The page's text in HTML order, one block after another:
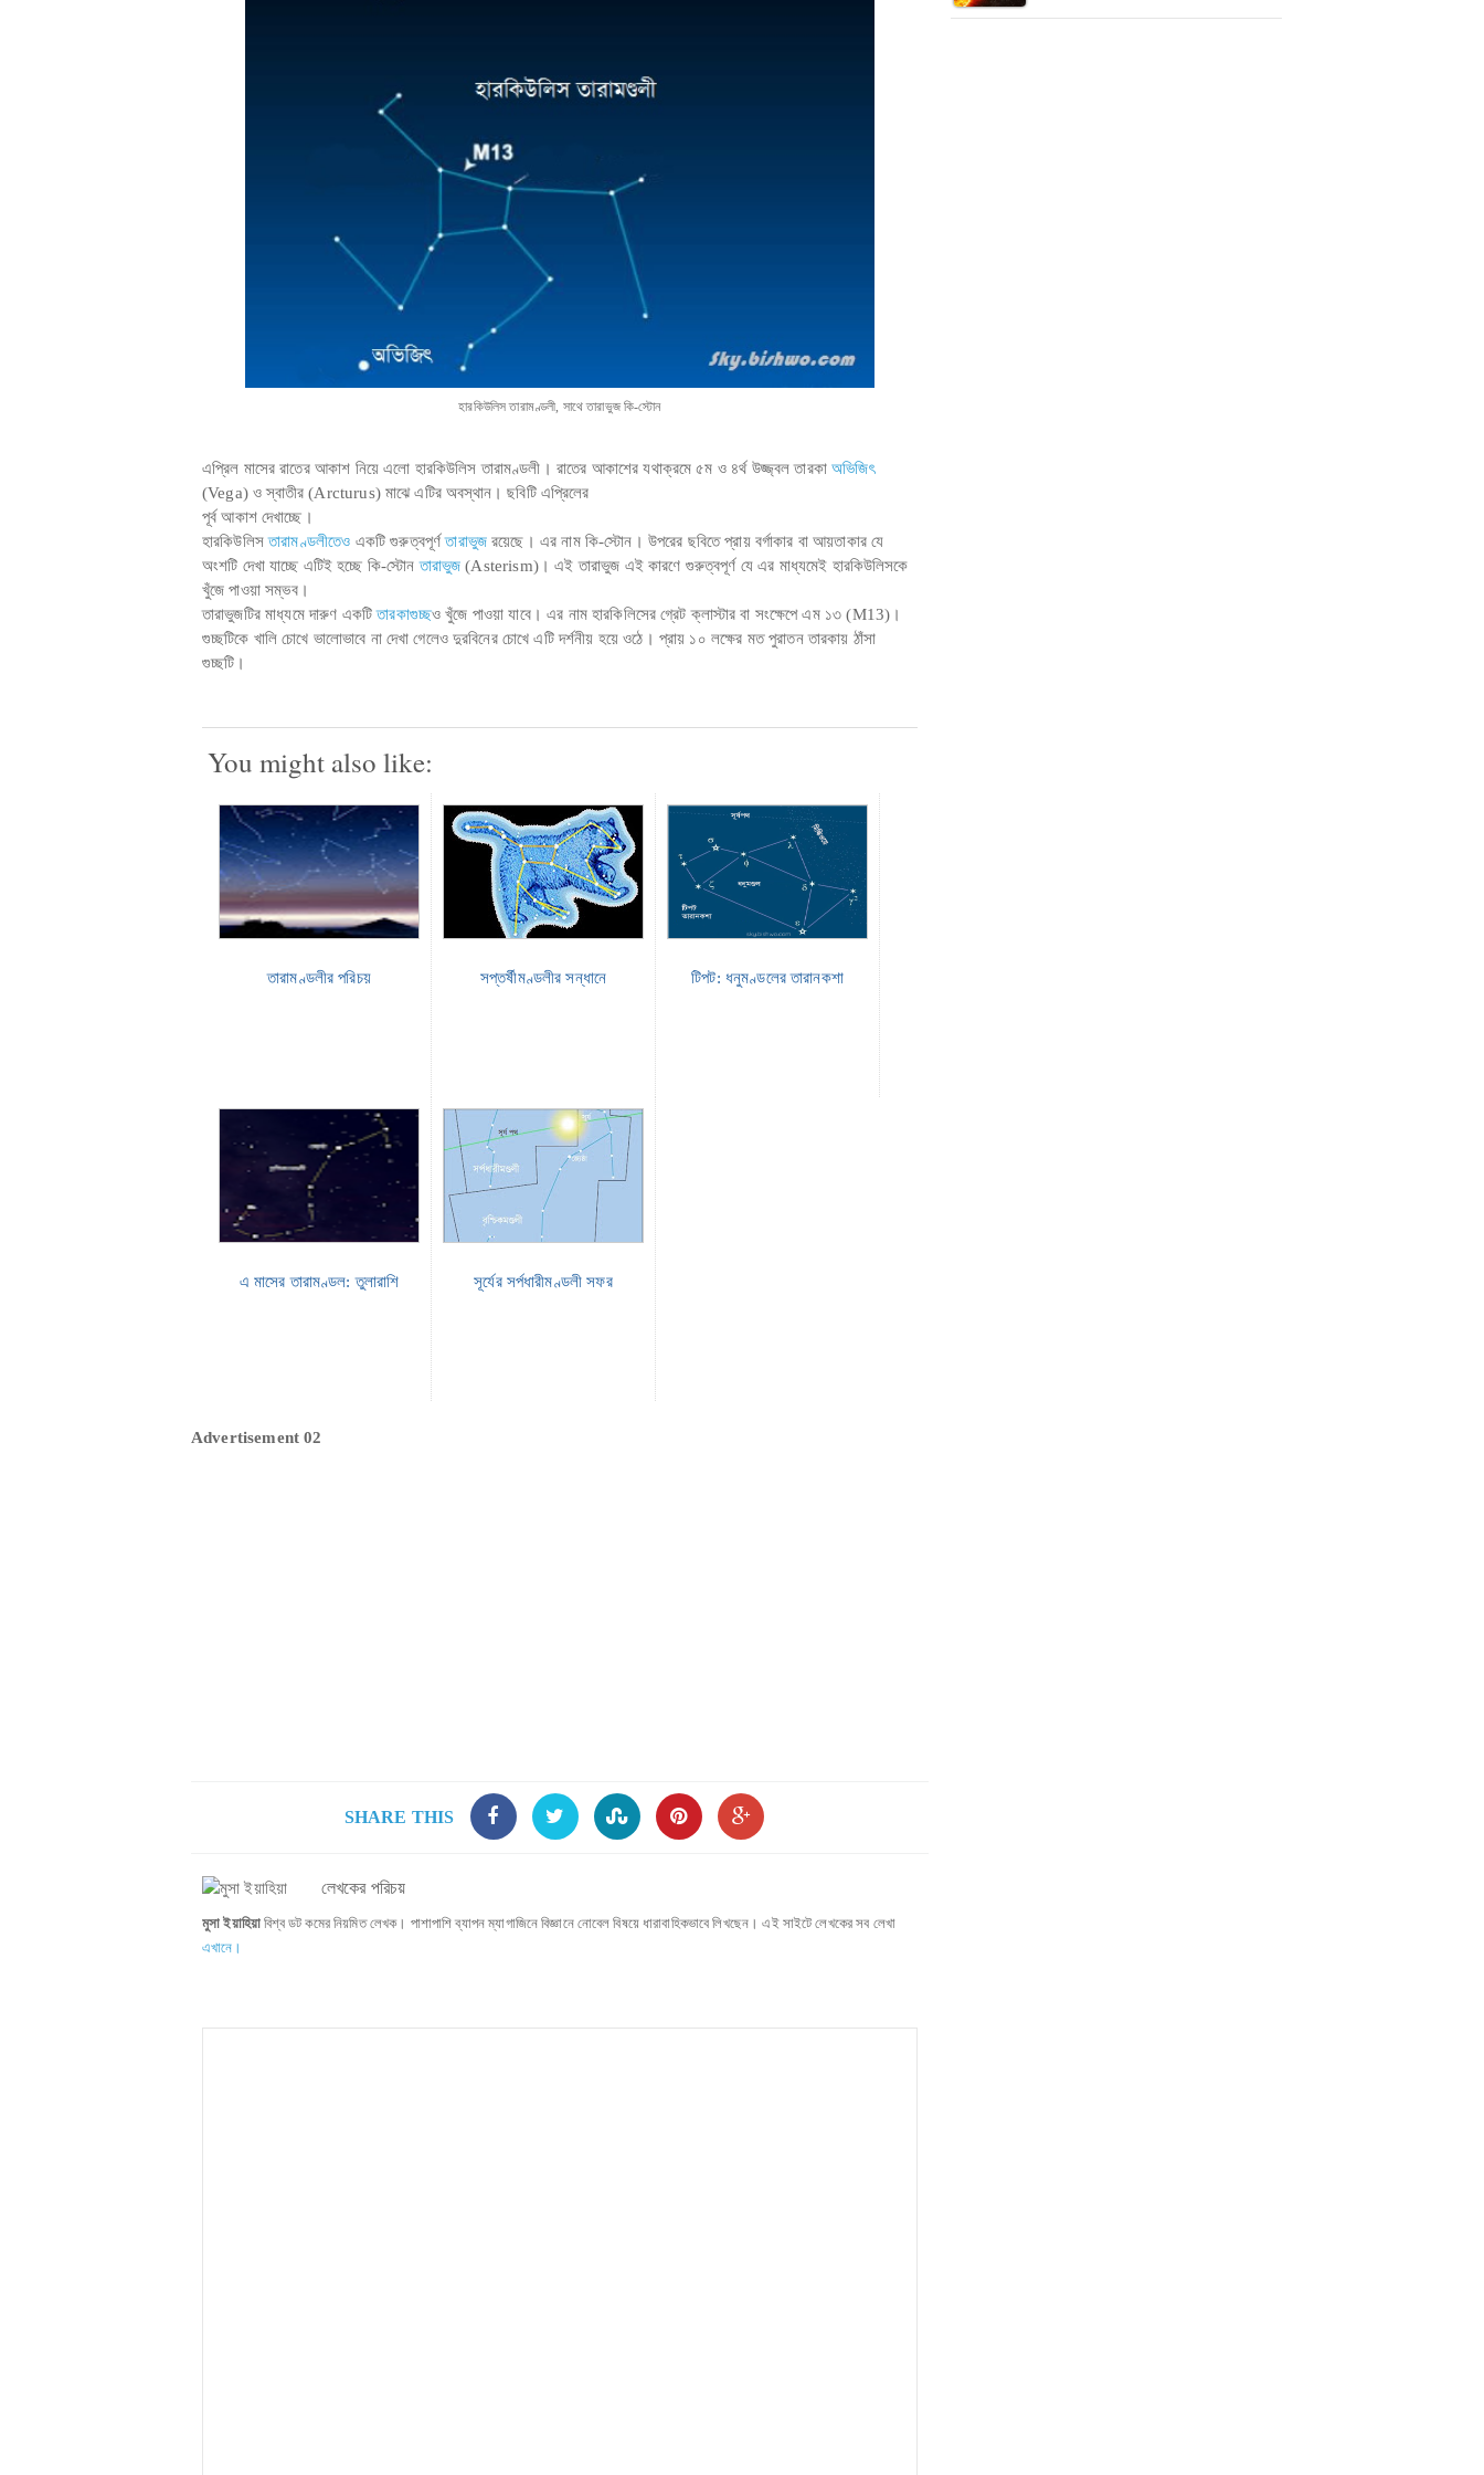
হারকিউলিস তারামণ্ডলী, সাথে তারাভুজ কি-স্টোন
এপ্রিল মাসের রাতের আকাশ নিয়ে এলো হারকিউলিস তারামণ্ডলী। রাতের আকাশের যথাক্রমে ৫ম ও ৪র্থ উজ্জ্বল তারকাঅভিজিৎ
(Vega) ও স্বাতীর (Arcturus) মাঝে এটির অবস্থান। ছবিটি এপ্রিলের
পূর্ব আকাশ দেখাচ্ছে।
হারকিউলিসতারামণ্ডলীতেও একটি গুরুত্বপূর্ণতারাভুজরয়েছে। এর নাম কি-স্টোন। উপরের ছবিতে প্রায় বর্গাকার বা আয়তাকার যে
অংশটি দেখা যাচ্ছে এটিই হচ্ছে কি-স্টোনতারাভুজ (Asterism)। এই তারাভুজ এই কারণে গুরুত্বপূর্ণ যে এর মাধ্যমেই হারকিউলিসকে
খুঁজে পাওয়া সম্ভব।
তারাভুজটির মাধ্যমে দারুণ একটিতারকাগুচ্ছও খুঁজে পাওয়া যাবে। এর নাম হারকিলিসের গ্রেট ক্লাস্টার বা সংক্ষেপে এম ১৩ (M13)।
গুচ্ছটিকে খালি চোখে ভালোভাবে না দেখা গেলেও দুরবিনের চোখে এটি দর্শনীয় হয়ে ওঠে। প্রায় ১০ লক্ষের মত পুরাতন তারকায় ঠাঁসা
গুচ্ছটি।
You might also like:
তারামণ্ডলীর পরিচয় সপ্তর্ষীমণ্ডলীর সন্ধানে টিপট: ধনুমণ্ডলের তারানকশা
এ মাসের তারামণ্ডল: তুলারাশি সূর্যের সর্পধারীমণ্ডলী সফর
Advertisement 02
SHARE THIS
লেখকের পরিচয়
মুসা ইয়াহিয়া বিশ্ব ডট কমের নিয়মিত লেখক। পাশাপাশি ব্যাপন ম্যাগাজিনে বিজ্ঞানে নোবেল বিষয়ে ধারাবাহিকভাবে লিখছেন। এই সাইটে লেখকের সব লেখা
এখানে।